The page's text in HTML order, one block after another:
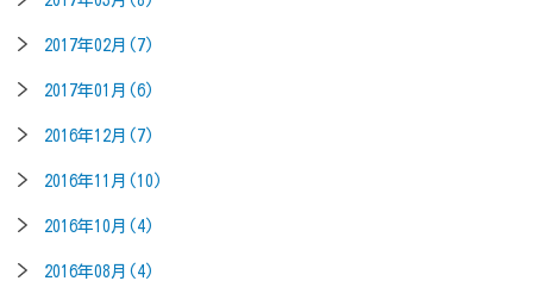
2017年02月(7)
2017年01月(6)
2016年12月(7)
2016年11月(10)
2016年10月(4)
2016年08月(4)